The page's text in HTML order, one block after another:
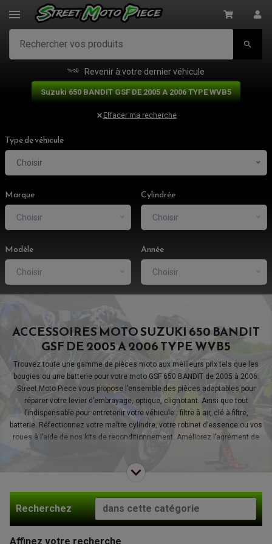

Revenir à votre dernier véhicule
Suzuki 650 BANDIT GSF DE 2005 A 2006 TYPE WVB5
Effacer ma recherche
Type de véhicule
Choisir
Marque
Choisir
Cylindrée
Choisir
Modèle
Choisir
Année
Choisir
ACCESSOIRES MOTO SUZUKI 650 BANDIT
GSF DE 2005 A 2006 TYPE WVB5
Trouvez toute une gamme de pièces moto aux meilleurs prix tels que les
bougies ou une batterie pour votre moto GSF 650 BANDIT de 2005 à 2006.
Street Moto Piece vous propose l’ensemble des pièces adaptables pour
réparer votre levier d’embrayage, optique, clignotant. Ainsi que tout
l’indispensable pour entretenir votre véhicule : filtre à air, clé à filtre,
batterie. Réfectionnez votre maître cylindre, votre robinet d’essence ou vos
roues à l’aide de nos kits de reconditionnement. Améliorez l’agrément de
d’échappement, un top case, un topblock, des feux additionnels. Dénichez
toutes ces pièces parmi les marques les plus reconnues de l’univers moto
R&G, Nissin, Lightech.
Affinez votre recherche
Recherchez